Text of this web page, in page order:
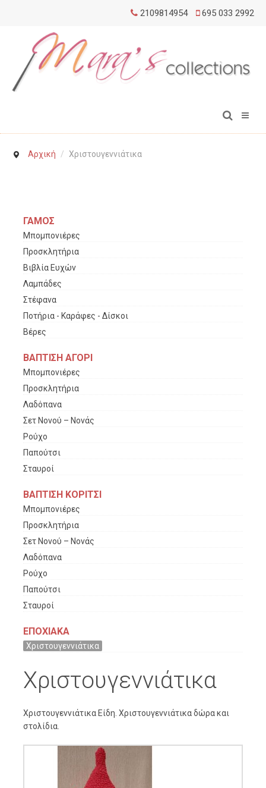
2109814954 695 033 2992
Αρχική / Χριστουγεννιάτικα
ΓΑΜΟΣ
Μπομπονιέρες
Προσκλητήρια
Βιβλία Ευχών
Λαμπάδες
Στέφανα
Ποτήρια - Καράφες - Δίσκοι
Βέρες
ΒΑΠΤΙΣΗ ΑΓΟΡΙ
Μπομπονιέρες
Προσκλητήρια
Λαδόπανα
Σετ Νονού – Νονάς
Ρούχο
Παπούτσι
Σταυροί
ΒΑΠΤΙΣΗ ΚΟΡΙΤΣΙ
Μπομπονιέρες
Προσκλητήρια
Σετ Νονού – Νονάς
Λαδόπανα
Ρούχο
Παπούτσι
Σταυροί
ΕΠΟΧΙΑΚΑ
Χριστουγεννιάτικα
Χριστουγεννιάτικα
Χριστουγεννιάτικα Είδη. Χριστουγεννιάτικα δώρα και
στολίδια.